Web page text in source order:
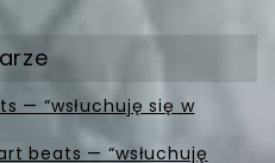
— “wsłuchuję się w
beats — “wsłuchuję